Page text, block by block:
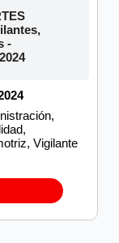
-
Vigilante